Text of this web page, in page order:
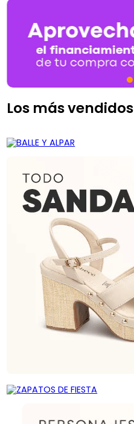
Los más vendidos